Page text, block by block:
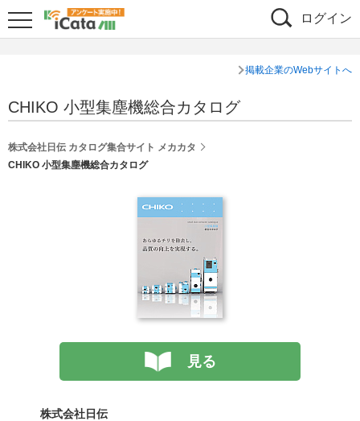
ログイン
掲載企業のWebサイトへ
CHIKO 小型集塵機総合カタログ
株式会社日伝 カタログ集合サイト メカカタ
CHIKO 小型集塵機総合カタログ
見る
株式会社日伝